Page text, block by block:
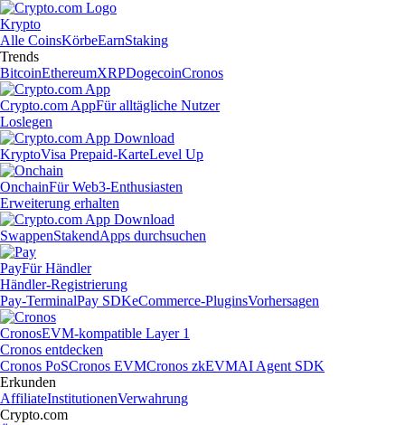
Krypto
Alle CoinsKörbeEarnStaking
Trends
BitcoinEthereumXRPDogecoinCronos
Crypto.com AppFür alltägliche Nutzer
Loslegen
KryptoVisa Prepaid-KarteLevel Up
OnchainFür Web3-Enthusiasten
Erweiterung erhalten
SwappenStakendApps durchsuchen
PayFür Händler
Händler-Registrierung
Pay-TerminalPay SDKeCommerce-PluginsVorhersagen
CronosEVM-kompatible Layer 1
Cronos entdecken
Cronos PoSCronos EVMCronos zkEVMAI Agent SDK
Erkunden
AffiliateInstitutionenVerwahrung
Crypto.com